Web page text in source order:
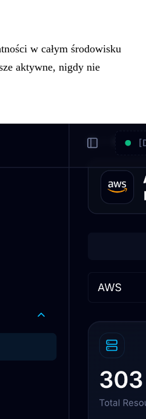
w całym środowisku
aktywne, nigdy nie